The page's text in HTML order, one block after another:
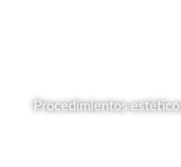
Procedimientos